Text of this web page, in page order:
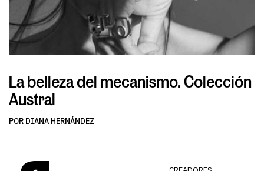
La belleza del mecanismo. Colección
Austral
POR DIANA HERNÁNDEZ